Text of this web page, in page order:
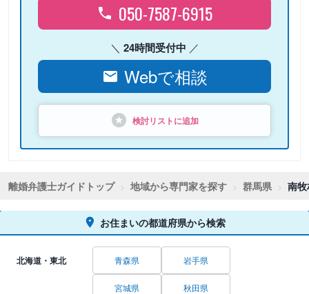
050-7587-6915
24時間受付中
Webで相談
検討リストに追加
離婚弁護士ガイドトップ 地域から専門家を探す 群馬県 南
お住まいの都道府県から検索
北海道・東北 青森県 岩手県
宮城県 秋田県